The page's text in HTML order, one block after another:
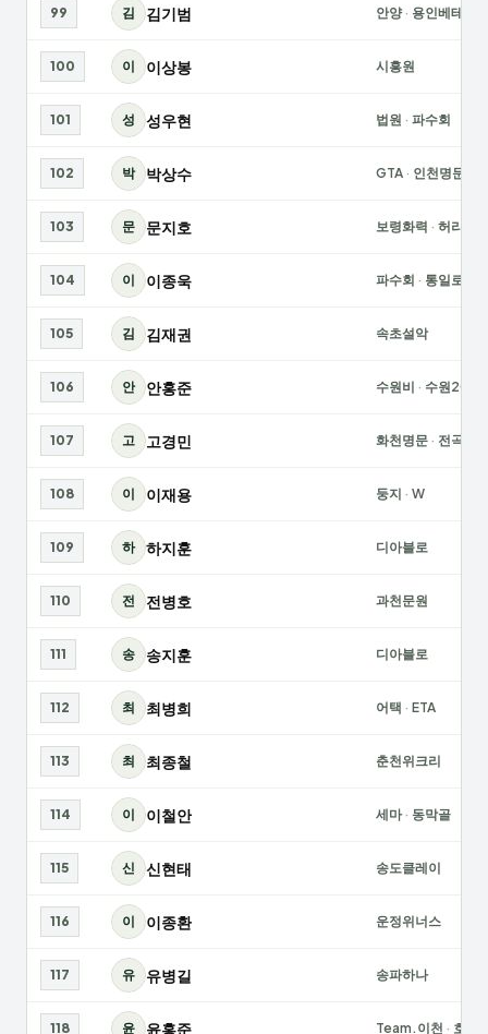
99 김 김기범 안양· 용인베테랑
100 이 이상봉 시흥원
101 성 성우현 법원 · 파수회
102 박 박상수 GTA · 인천명문
103 문 문지호 보령화력 · 허리케
104 이 이종욱 파수회 · 통일로
105 김 김재권 속초설악
106 안 안홍준 수원비 · 수원2030
107 고 고경민 화천명문 · 전곡위
108 이 이재용 둥지 · W
109 하 하지훈 디아블로
110 전 전병호 과천문원
111 송 송지훈 디아블로
112 최 최병희 어택 · ETA
113 최 최종철 춘천위크리
114 이 이철안 세마· 동막골
115 신 신현태 송도클레이
116 이 이종환 운정위너스
117 유 유병길 송파하나
118 윤 윤홍준 Team.이천 · 호랑